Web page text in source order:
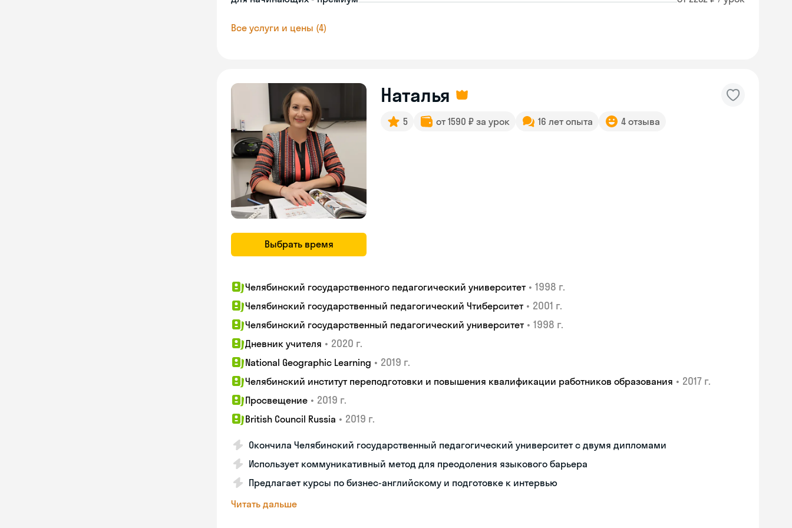
Все услуги и цены (4)
Выбрать время
Наталья
5 от 1590 ₽ за урок 16 лет опыта 4 отзыва
Челябинский государственного педагогический университет • 1998 г.
Челябинский государственный педагогический Чтиберситет • 2001 г.
Челябинский государственный педагогический университет • 1998 г.
Дневник учителя • 2020 г.
National Geographic Learning • 2019 г.
Челябинский институт переподготовки и повышения квалификации работников образования • 2017 г.
Просвещение • 2019 г.
British Council Russia • 2019 г.
Окончила Челябинский государственный педагогический университет с двумя дипломами
Использует коммуникативный метод для преодоления языкового барьера
Предлагает курсы по бизнес-английскому и подготовке к интервью
Читать дальше